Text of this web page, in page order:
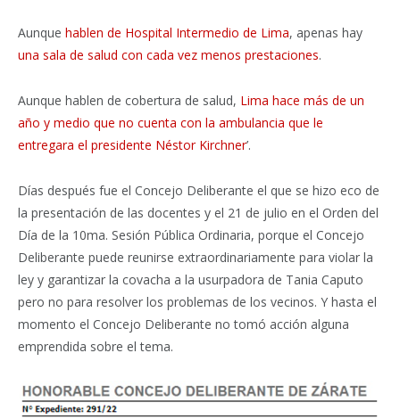
Aunque hablen de Hospital Intermedio de Lima, apenas hay
una sala de salud con cada vez menos prestaciones.
Aunque hablen de cobertura de salud, Lima hace más de un
año y medio que no cuenta con la ambulancia que le
entregara el presidente Néstor Kirchner’.
Días después fue el Concejo Deliberante el que se hizo eco de
la presentación de las docentes y el 21 de julio en el Orden del
Día de la 10ma. Sesión Pública Ordinaria, porque el Concejo
Deliberante puede reunirse extraordinariamente para violar la
ley y garantizar la covacha a la usurpadora de Tania Caputo
pero no para resolver los problemas de los vecinos. Y hasta el
momento el Concejo Deliberante no tomó acción alguna
emprendida sobre el tema.